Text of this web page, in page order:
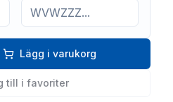
Lägg i varukorg
till i favoriter